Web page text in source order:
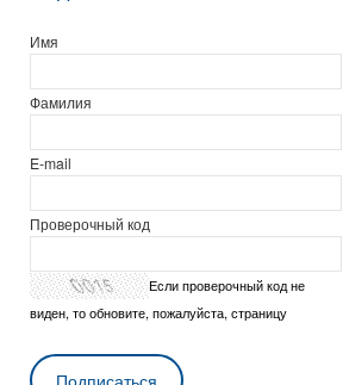
Имя
Фамилия
E-mail
Проверочный код
Если проверочный код не
виден, то обновите, пожалуйста, страницу